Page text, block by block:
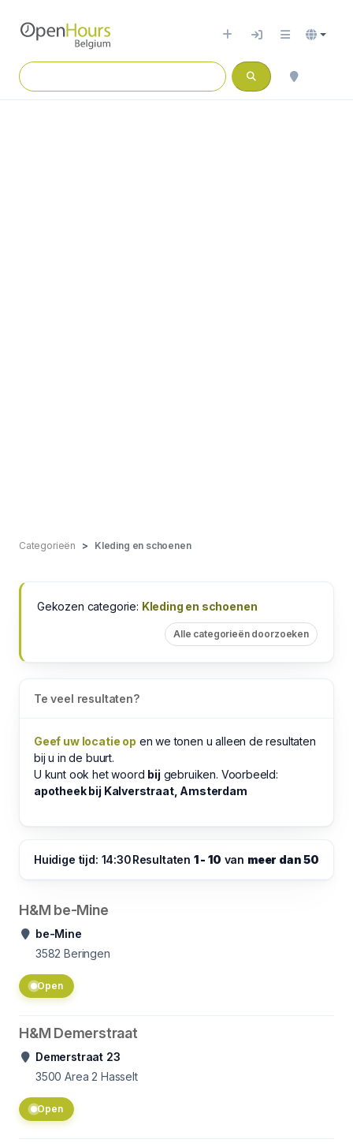
Categorieën Kleding en schoenen
Gekozen categorie: Kleding en schoenen
Alle categorieën doorzoeken
Te veel resultaten?
Geef uw locatie op en we tonen u alleen de resultaten
bij u in de buurt.
U kunt ook het woord bij gebruiken. Voorbeeld:
apotheek bij Kalverstraat, Amsterdam
Huidige tijd: 14:30Resultaten 1 - 10 van meer dan 50
H&M be-Mine
be-Mine
3582 Beringen
Open
H&M Demerstraat
Demerstraat 23
3500 Area 2 Hasselt
Open